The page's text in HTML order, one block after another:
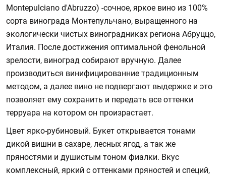
Montepulciano d'Abruzzo) -сочное, яркое вино из 100%
сорта винограда Монтепульчано, выращенного на
экологически чистых виноградниках региона Абруццо,
Италия. После достижения оптимальной фенольной
зрелости, виноград собирают вручную. Далее
производиться винифицированние традиционным
методом, а далее вино не подвергают выдержке и это
позволяет ему сохранить и передать все оттенки
терруара на котором он произрастает.
Цвет ярко-рубиновый. Букет открывается тонами
дикой вишни в сахаре, лесных ягод, а так же
пряностями и душистым тоном фиалки. Вкус
комплексный, яркий с оттенками пряностей и специй,